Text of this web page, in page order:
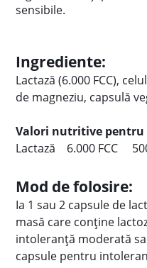
sensibile.
Ingrediente:
Lactază (6.000 FCC),
de magneziu, capsulă
Valori nutritive pentru
Lactază 6.000 FCC
Mod de folosire:
Ia 1 sau 2 capsule de
masă care conține
intoleranță moderată
capsule pentru